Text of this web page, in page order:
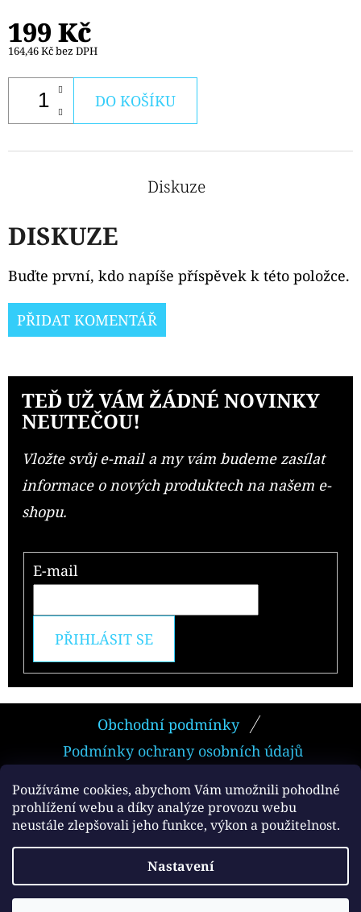
Používáme cookies, abychom Vám umožnili pohodlné
prohlížení webu a díky analýze provozu webu
neustále zlepšovali jeho funkce, výkon a použitelnost.
Nastavení
199 Kč
164,46 Kč bez DPH
DO KOŠÍKU
Diskuze
DISKUZE
Buďte první, kdo napíše příspěvek k této položce.
PŘIDAT KOMENTÁŘ
TEĎ UŽ VÁM ŽÁDNÉ NOVINKY
NEUTEČOU!
Vložte svůj e-mail a my vám budeme zasílat
informace o nových produktech na našem e-
shopu.
E-mail
PŘIHLÁSIT SE
P
A
T
Obchodní podmínky
Podmínky ochrany osobních údajů
Facebook
Vytvořil Shoptet
e-smokers.cz
vyhrazena.